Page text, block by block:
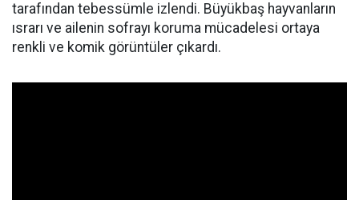
tarafından tebessümle izlendi. Büyükbaş hayvanların
ısrarı ve ailenin sofrayı koruma mücadelesi ortaya
renkli ve komik görüntüler çıkardı.